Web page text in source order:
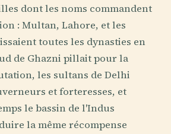
dont les noms commandent
: Multan, Lahore, et les
toutes les dynasties en
de Ghazni pillait pour la
les sultans de Delhi
et forteresses, et
le bassin de l'Indus
la même récompense